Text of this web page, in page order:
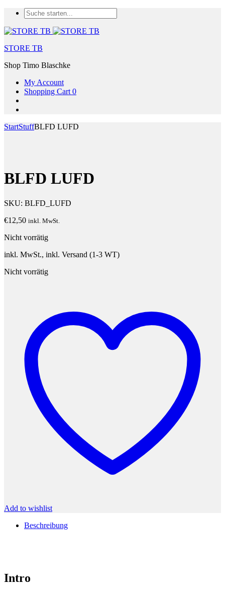
STORE TB
Shop Timo Blaschke
My Account
Shopping Cart 0
StartStuffBLFD LUFD
BLFD LUFD
SKU: BLFD_LUFD
€12,50 inkl. MwSt.
Nicht vorrätig
inkl. MwSt., inkl. Versand (1-3 WT)
Nicht vorrätig
Add to wishlist
Beschreibung
Intro